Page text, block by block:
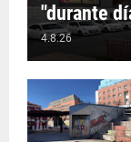
"durante
4.8.26